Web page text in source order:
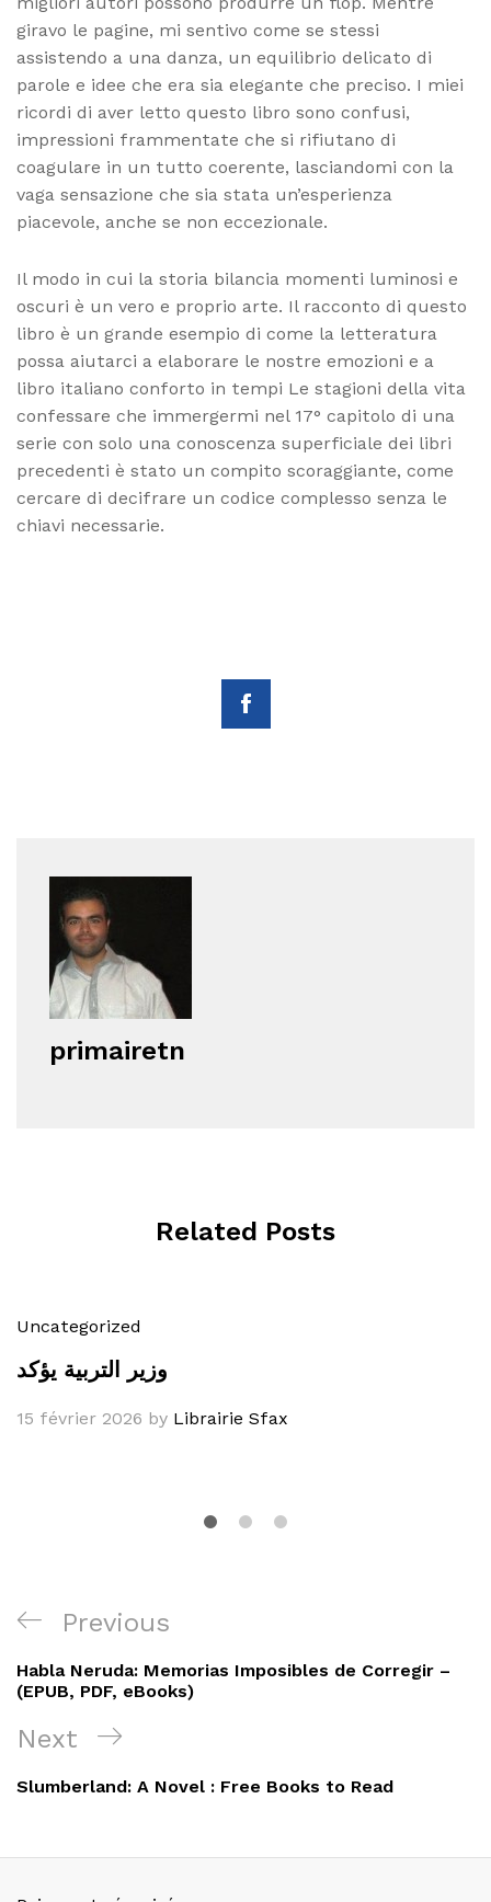
giravo le pagine, mi sentivo come se stessi
assistendo a una danza, un equilibrio delicato di
parole e idee che era sia elegante che preciso. I miei
ricordi di aver letto questo libro sono confusi,
impressioni frammentate che si rifiutano di
coagulare in un tutto coerente, lasciandomi con la
vaga sensazione che sia stata un’esperienza
piacevole, anche se non eccezionale.
Il modo in cui la storia bilancia momenti luminosi e
oscuri è un vero e proprio arte. Il racconto di questo
libro è un grande esempio di come la letteratura
possa aiutarci a elaborare le nostre emozioni e a
libro italiano conforto in tempi Le stagioni della vita
confessare che immergermi nel 17° capitolo di una
serie con solo una conoscenza superficiale dei libri
precedenti è stato un compito scoraggiante, come
cercare di decifrare un codice complesso senza le
chiavi necessarie.
primairetn
Related Posts
Uncategorized
وزير التربية يؤكد
15 février 2026 by Librairie Sfax
Navigation
de
l’article
Previous
Post
Previous
Habla Neruda: Memorias Imposibles de Corregir –
(EPUB, PDF, eBooks)
Next
Post
Next
Slumberland: A Novel : Free Books to Read